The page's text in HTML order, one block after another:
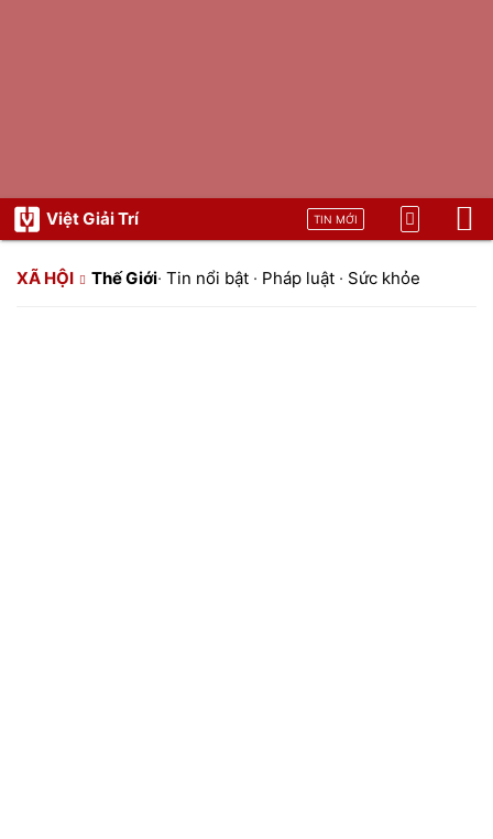
Việt Giải Trí TIN MỚI
XÃ HỘI Thế Giới· Tin nổi bật · Pháp luật · Sức khỏe